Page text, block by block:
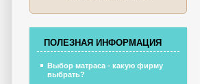
ПОЛЕЗНАЯ ИНФОРМАЦИЯ
Выбор матраса - какую фирму
выбрать?